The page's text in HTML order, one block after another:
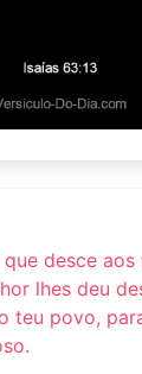
desce aos
lhes deu
teu povo,